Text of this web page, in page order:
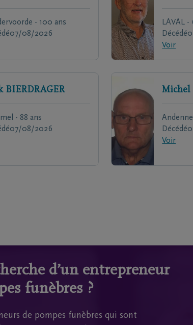
- 100 ans
07/08/2026
LAVAL -
Décédé
Voir
BIERDRAGER
- 88 ans
07/08/2026
Michel
Décédé
Voir
d’un entrepreneur
funèbres ?
de pompes funèbres qui sont